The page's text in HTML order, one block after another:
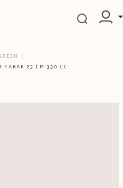
TABAK 23 CM 330 CC